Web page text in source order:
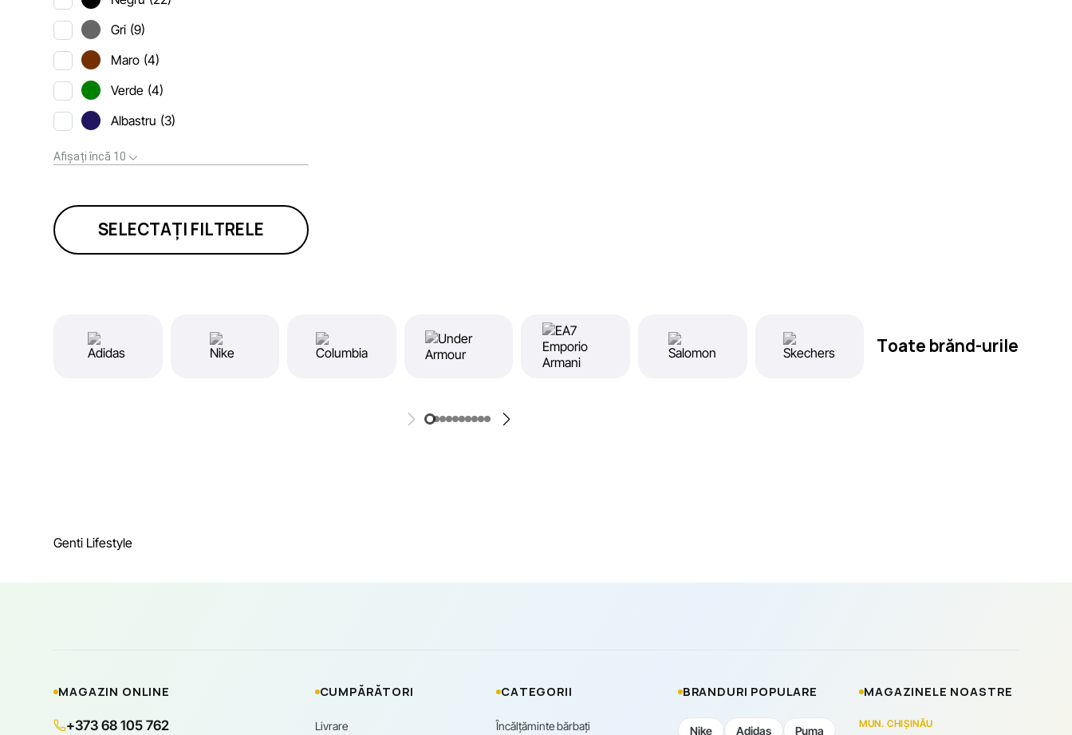
Gri (9)
Maro (4)
Verde (4)
Albastru (3)
Afișați încă 10
SELECTAȚI FILTRELE
Toate brănd-urile
Genti Lifestyle
MAGAZIN ONLINE
+373 68 105 762
CUMPĂRĂTORI
Livrare
CATEGORII
Încălțăminte bărbați
BRANDURI POPULARE
Nike Adidas Puma
MAGAZINELE NOASTRE
MUN. CHIȘINĂU